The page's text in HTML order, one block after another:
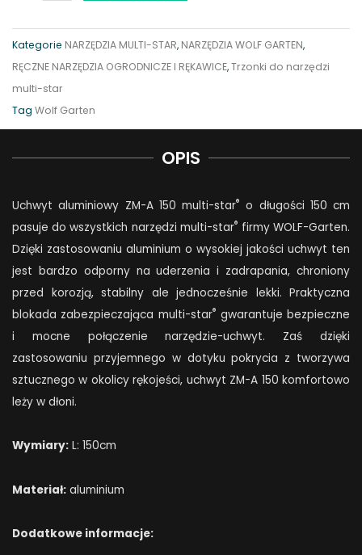
A
quantity
Kategorie NARZĘDZIA MULTI-STAR, NARZĘDZIA WOLF GARTEN,
RĘCZNE NARZĘDZIA OGRODNICZE I RĘKAWICE,Trzonki do narzędzi
multi-star
Tag Wolf Garten
OPIS
Uchwyt aluminiowy ZM-A 150 multi-star® o długości 150 cm
pasuje do wszystkich narzędzi multi-star® firmy WOLF-Garten.
Dzięki zastosowaniu aluminium o wysokiej jakości uchwyt ten
jest bardzo odporny na uderzenia i zadrapania, chroniony
przed korozją, stabilny ale jednocześnie lekki. Praktyczna
blokada zabezpieczająca multi-star® gwarantuje bezpieczne
i mocne połączenie narzędzie-uchwyt. Zaś dzięki
zastosowaniu przyjemnego w dotyku pokrycia z tworzywa
sztucznego w okolicy rękojeści, uchwyt ZM-A 150 komfortowo
leży w dłoni.
Wymiary: L: 150cm
Materiał: aluminium
Dodatkowe informacje: